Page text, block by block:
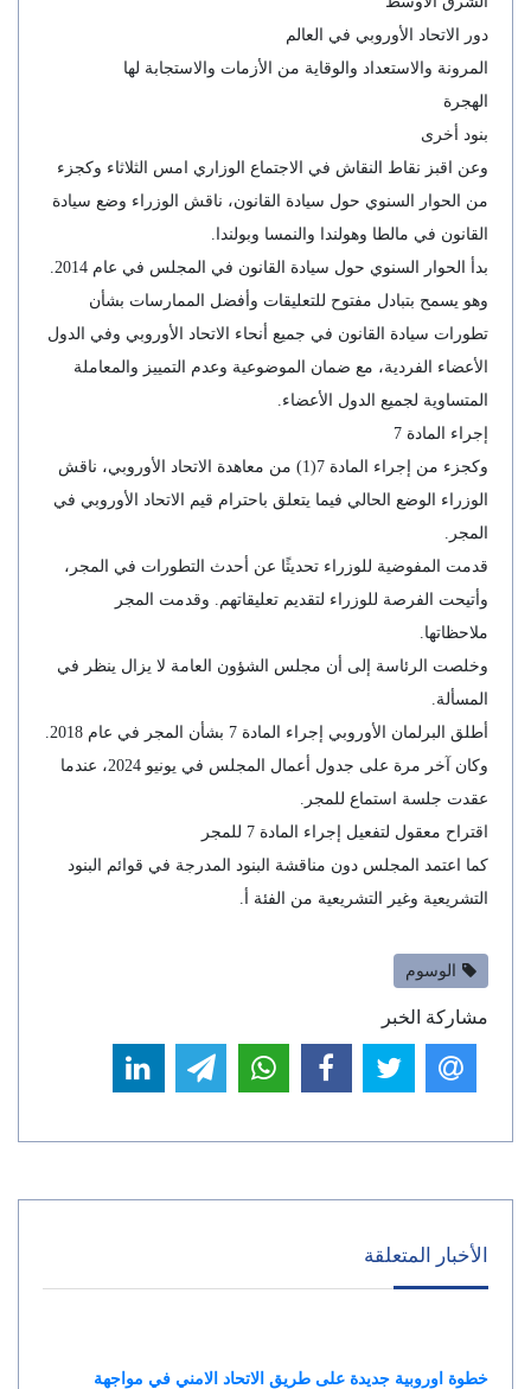
دور الاتحاد الأوروبي في العالم
المرونة والاستعداد والوقاية من الأزمات والاستجابة لها
الهجرة
بنود أخرى
وعن اقبز نقاط النقاش في الاجتماع الوزاري امس الثلاثاء وكجزء
من الحوار السنوي حول سيادة القانون، ناقش الوزراء وضع سيادة
القانون في مالطا وهولندا والنمسا وبولندا.
وهو يسمح بتبادل مفتوح للتعليقات وأفضل الممارسات بشأن
تطورات سيادة القانون في جميع أنحاء الاتحاد الأوروبي وفي الدول
الأعضاء الفردية، مع ضمان الموضوعية وعدم التمييز والمعاملة
المتساوية لجميع الدول الأعضاء.
إجراء المادة 7
وكجزء من إجراء المادة 7(1) من معاهدة الاتحاد الأوروبي، ناقش
الوزراء الوضع الحالي فيما يتعلق باحترام قيم الاتحاد الأوروبي في
المجر.
قدمت المفوضية للوزراء تحديثًا عن أحدث التطورات في المجر،
وأتيحت الفرصة للوزراء لتقديم تعليقاتهم. وقدمت المجر
ملاحظاتها.
وخلصت الرئاسة إلى أن مجلس الشؤون العامة لا يزال ينظر في
المسألة.
وكان آخر مرة على جدول أعمال المجلس في يونيو 2024، عندما
عقدت جلسة استماع للمجر.
اقتراح معقول لتفعيل إجراء المادة 7 للمجر
كما اعتمد المجلس دون مناقشة البنود المدرجة في قوائم البنود
التشريعية وغير التشريعية من الفئة أ.
الوسوم
مشاركة الخبر
الأخبار المتعلقة
خطوة اوروبية جديدة على طريق الاتحاد الامني في مواجهة